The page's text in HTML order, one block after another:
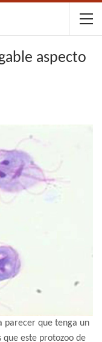
aspecto
parecer que tenga un
que este protozoo de